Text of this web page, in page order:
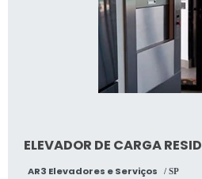
ELEVADOR DE CARGA
AR3 Elevadores e Serviços / SP